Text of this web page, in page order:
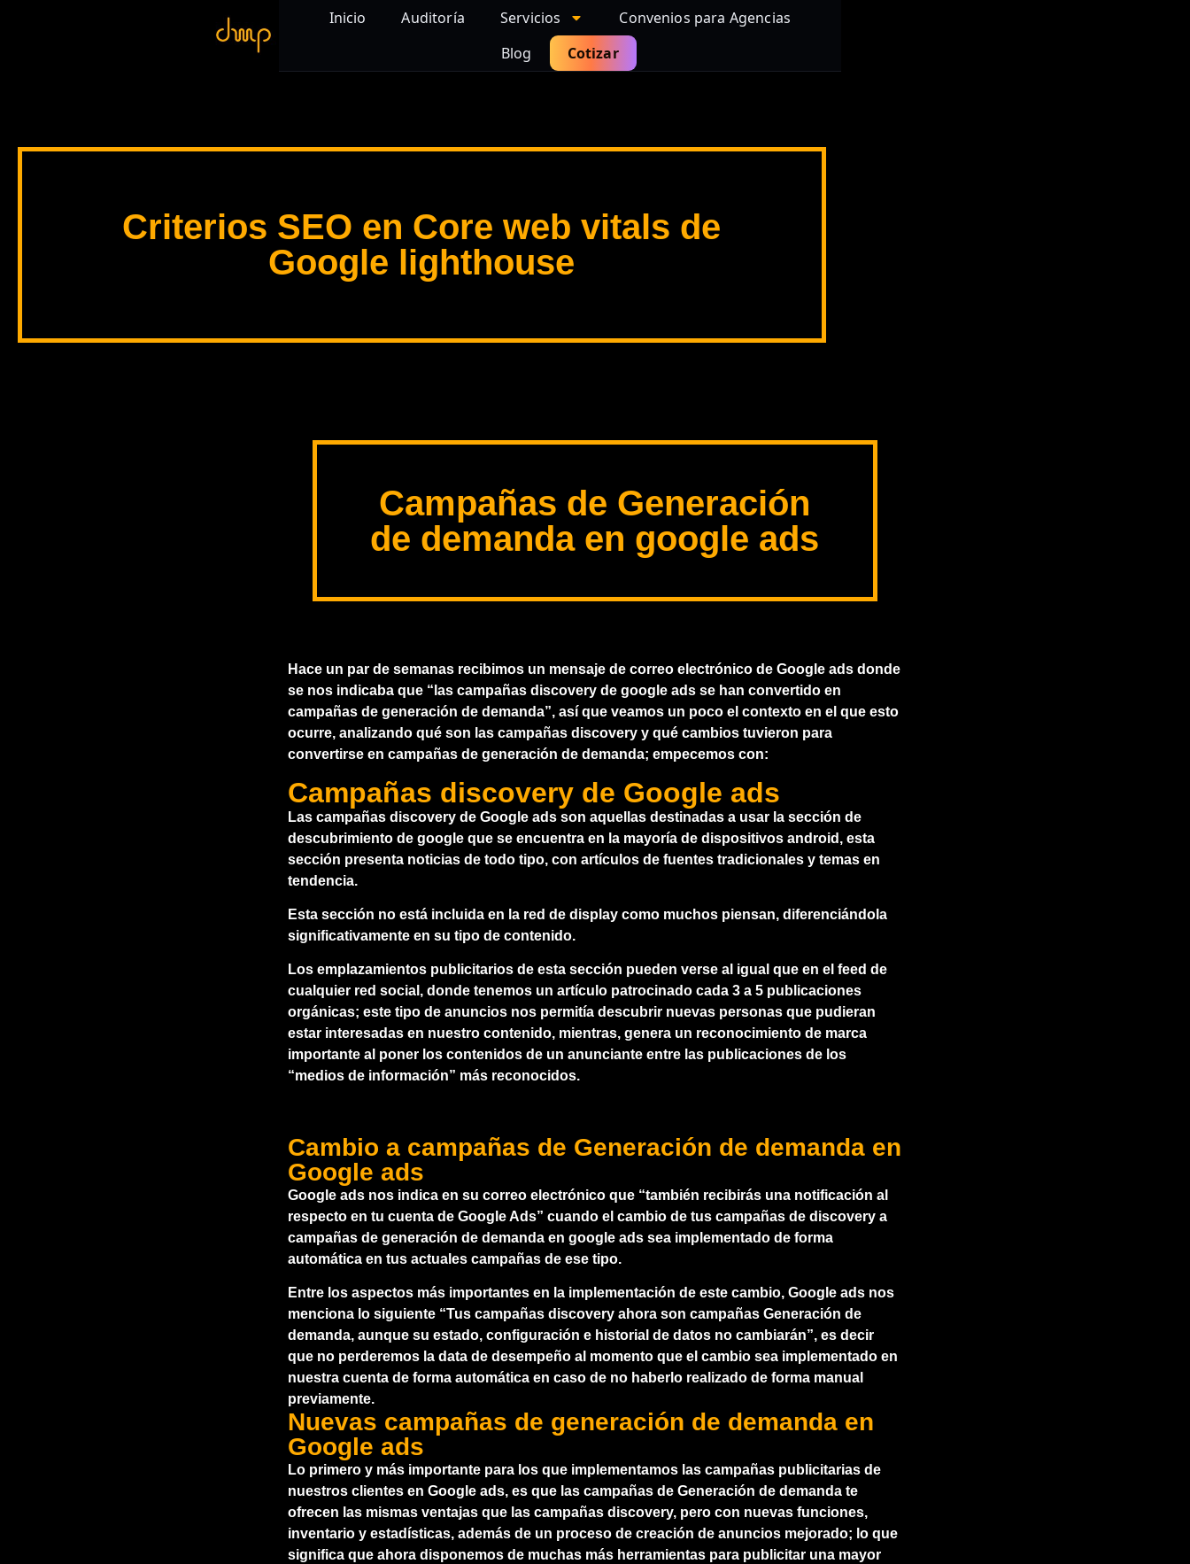
Inicio Auditoría Servicios
Convenios para Agencias
Blog
Cotizar
Criterios SEO en Core web vitals de
Google lighthouse
Campañas de Generación
de demanda en google ads
Hace un par de semanas recibimos un mensaje de correo electrónico de Google ads donde
se nos indicaba que “las campañas discovery de google ads se han convertido en
campañas de generación de demanda”, así que veamos un poco el contexto en el que esto
ocurre, analizando qué son las campañas discovery y qué cambios tuvieron para
convertirse en campañas de generación de demanda; empecemos con:
Campañas discovery de Google ads
Las campañas discovery de Google ads son aquellas destinadas a usar la sección de
descubrimiento de google que se encuentra en la mayoría de dispositivos android, esta
sección presenta noticias de todo tipo, con artículos de fuentes tradicionales y temas en
tendencia.
Esta sección no está incluida en la red de display como muchos piensan, diferenciándola
significativamente en su tipo de contenido.
Los emplazamientos publicitarios de esta sección pueden verse al igual que en el feed de
cualquier red social, donde tenemos un artículo patrocinado cada 3 a 5 publicaciones
orgánicas; este tipo de anuncios nos permitía descubrir nuevas personas que pudieran
estar interesadas en nuestro contenido, mientras, genera un reconocimiento de marca
importante al poner los contenidos de un anunciante entre las publicaciones de los
“medios de información” más reconocidos.
Cambio a campañas de Generación de demanda en
Google ads
Google ads nos indica en su correo electrónico que “también recibirás una notificación al
respecto en tu cuenta de Google Ads” cuando el cambio de tus campañas de discovery a
campañas de generación de demanda en google ads sea implementado de forma
automática en tus actuales campañas de ese tipo.
Entre los aspectos más importantes en la implementación de este cambio, Google ads nos
menciona lo siguiente “Tus campañas discovery ahora son campañas Generación de
demanda, aunque su estado, configuración e historial de datos no cambiarán”, es decir
que no perderemos la data de desempeño al momento que el cambio sea implementado en
nuestra cuenta de forma automática en caso de no haberlo realizado de forma manual
previamente.
Nuevas campañas de generación de demanda en
Google ads
Lo primero y más importante para los que implementamos las campañas publicitarias de
nuestros clientes en Google ads, es que las campañas de Generación de demanda te
ofrecen las mismas ventajas que las campañas discovery, pero con nuevas funciones,
inventario y estadísticas, además de un proceso de creación de anuncios mejorado; lo que
significa que ahora disponemos de muchas más herramientas para publicitar una mayor